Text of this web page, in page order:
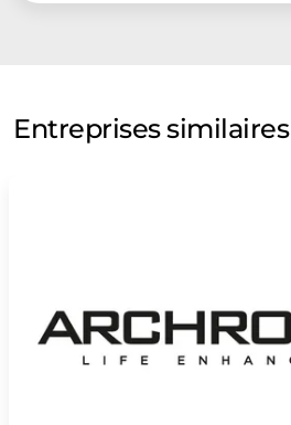
Entreprises similaires